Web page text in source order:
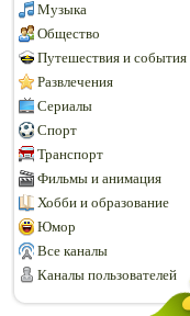
Музыка
Общество
Путешествия и события
Развлечения
Сериалы
Спорт
Транспорт
Фильмы и анимация
Хобби и образование
Юмор
Все каналы
Каналы пользователей